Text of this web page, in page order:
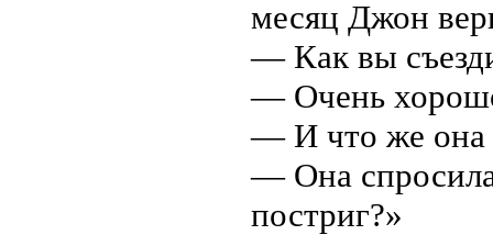
месяц Джон
— Как вы
— Очень
— И что же она
— Она
постриг?»